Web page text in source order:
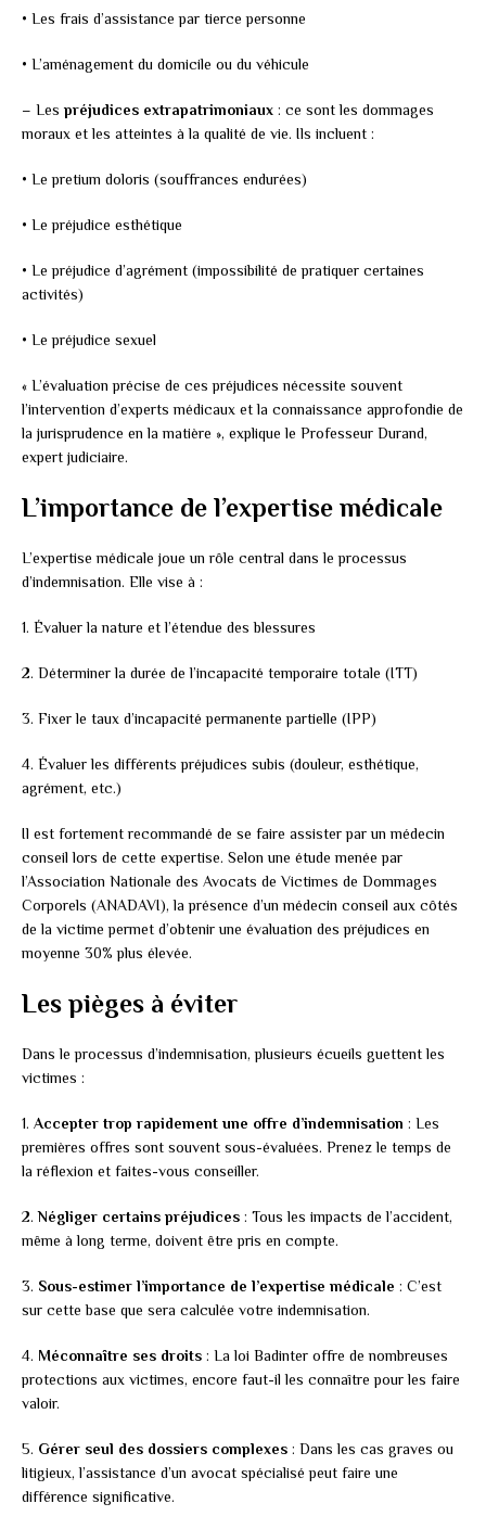
• Les frais d’assistance par tierce personne
• L’aménagement du domicile ou du véhicule
– Les préjudices extrapatrimoniaux : ce sont les dommages
moraux et les atteintes à la qualité de vie. Ils incluent :
• Le pretium doloris (souffrances endurées)
• Le préjudice esthétique
• Le préjudice d’agrément (impossibilité de pratiquer certaines
activités)
• Le préjudice sexuel
« L’évaluation précise de ces préjudices nécessite souvent
l’intervention d’experts médicaux et la connaissance approfondie de
la jurisprudence en la matière », explique le Professeur Durand,
expert judiciaire.
L’importance de l’expertise médicale
L’expertise médicale joue un rôle central dans le processus
d’indemnisation. Elle vise à :
1. Évaluer la nature et l’étendue des blessures
2. Déterminer la durée de l’incapacité temporaire totale (ITT)
3. Fixer le taux d’incapacité permanente partielle (IPP)
4. Évaluer les différents préjudices subis (douleur, esthétique,
agrément, etc.)
Il est fortement recommandé de se faire assister par un médecin
conseil lors de cette expertise. Selon une étude menée par
l’Association Nationale des Avocats de Victimes de Dommages
Corporels (ANADAVI), la présence d’un médecin conseil aux côtés
de la victime permet d’obtenir une évaluation des préjudices en
moyenne 30% plus élevée.
Les pièges à éviter
Dans le processus d’indemnisation, plusieurs écueils guettent les
victimes :
1. Accepter trop rapidement une offre d’indemnisation : Les
premières offres sont souvent sous-évaluées. Prenez le temps de
la réflexion et faites-vous conseiller.
2.Négliger certains préjudices : Tous les impacts de l’accident,
même à long terme, doivent être pris en compte.
3. Sous-estimer l’importance de l’expertise médicale : C’est
sur cette base que sera calculée votre indemnisation.
4. Méconnaître ses droits : La loi Badinter offre de nombreuses
protections aux victimes, encore faut-il les connaître pour les faire
valoir.
5. Gérer seul des dossiers complexes : Dans les cas graves ou
litigieux, l’assistance d’un avocat spécialisé peut faire une
différence significative.